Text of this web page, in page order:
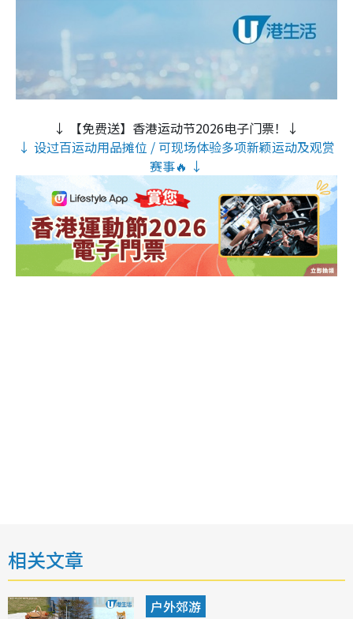
↓ 【免费送】香港运动节2026电子门票！↓
↓ 设过百运动用品摊位 / 可现场体验多项新颖运动及观赏
赛事🔥 ↓
相关文章
户外郊游